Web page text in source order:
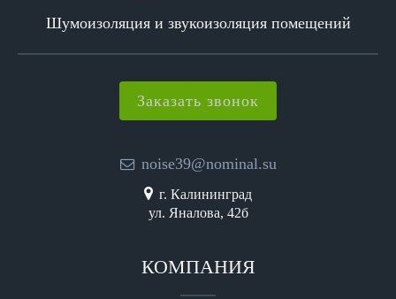
Шумоизоляция и звукоизоляция помещений
Заказать звонок
noise39@nominal.su
г. Калининград
ул. Яналова, 42б
КОМПАНИЯ